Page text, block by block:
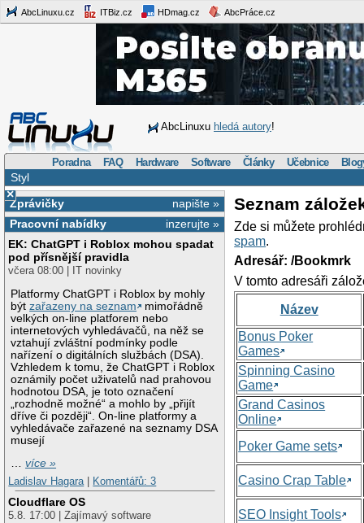
AbcLinuxu.cz ITBiz.cz HDmag.cz AbcPráce.cz
AbcLinuxu hledá autory!
Poradna FAQ Hardware Software Články Učebnice
Styl
×
napište »
Zprávičky
inzerujte »
Pracovní nabídky
EK: ChatGPT i Roblox mohou spadat
pod přísnější pravidla
včera 08:00 | IT novinky
Platformy ChatGPT i Roblox by mohly
býtzařazeny na seznam
mimořádně
velkých on-line platforem nebo
internetových vyhledávačů, na něž se
vztahují zvláštní podmínky podle
nařízení o digitálních službách (DSA).
Vzhledem k tomu, že ChatGPT i Roblox
oznámily počet uživatelů nad prahovou
hodnotou DSA, je toto označení
„rozhodně možné“ a mohlo by „přijít
dříve či později“. On-line platformy a
vyhledávače zařazené na seznamy DSA
musejí
…více »
Ladislav Hagara
Komentářů: 3
Cloudflare OS
5.8. 17:00 | Zajímavý software
Seznam
Zde si můžete
spam.
Adresář: /Bookmrk
V tomto adresáři
Název
Bonus Poker
Games
Spinning Casino
Game
Grand Casinos
Online
Poker Game sets
Casino Crap Table
SEO Insight Tools